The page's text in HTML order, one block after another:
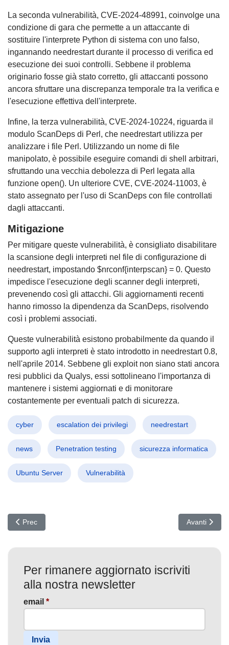
La seconda vulnerabilità, CVE-2024-48991, coinvolge una
condizione di gara che permette a un attaccante di
sostituire l'interprete Python di sistema con uno falso,
ingannando needrestart durante il processo di verifica ed
esecuzione dei suoi controlli. Sebbene il problema
originario fosse già stato corretto, gli attaccanti possono
ancora sfruttare una discrepanza temporale tra la verifica e
l'esecuzione effettiva dell'interprete.
Infine, la terza vulnerabilità, CVE-2024-10224, riguarda il
modulo ScanDeps di Perl, che needrestart utilizza per
analizzare i file Perl. Utilizzando un nome di file
manipolato, è possibile eseguire comandi di shell arbitrari,
sfruttando una vecchia debolezza di Perl legata alla
funzione open(). Un ulteriore CVE, CVE-2024-11003, è
stato assegnato per l'uso di ScanDeps con file controllati
dagli attaccanti.
Mitigazione
Per mitigare queste vulnerabilità, è consigliato disabilitare
la scansione degli interpreti nel file di configurazione di
needrestart, impostando $nrconf{interpscan} = 0. Questo
impedisce l'esecuzione degli scanner degli interpreti,
prevenendo così gli attacchi. Gli aggiornamenti recenti
hanno rimosso la dipendenza da ScanDeps, risolvendo
così i problemi associati.
Queste vulnerabilità esistono probabilmente da quando il
supporto agli interpreti è stato introdotto in needrestart 0.8,
nell'aprile 2014. Sebbene gli exploit non siano stati ancora
resi pubblici da Qualys, essi sottolineano l'importanza di
mantenere i sistemi aggiornati e di monitorare
costantemente per eventuali patch di sicurezza.
cyber escalation dei privilegi needrestart
news Penetration testing sicurezza informatica
Ubuntu Server Vulnerabilità
Articolo precedente: X Blocca TinyURL: Censura o Sicurezza?
Prec Articolo
Avanti
Per rimanere aggiornato iscriviti
alla nostra newsletter
email *
Invia